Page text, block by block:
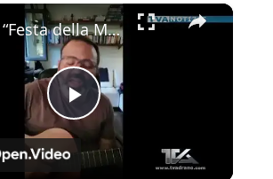
Fullscreen ×
Play
Video
Alla “Festa della Musica” protagonista anche il musicista di origini adranite Riccardo Tomasello